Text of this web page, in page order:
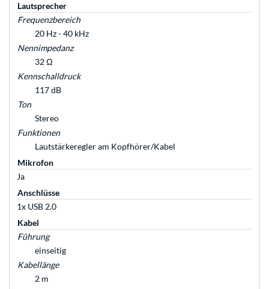
Lautsprecher
Frequenzbereich
20 Hz - 40 kHz
Nennimpedanz
32 Ω
Kennschalldruck
117 dB
Ton
Stereo
Funktionen
Lautstärkeregler am Kopfhörer/Kabel
Mikrofon
Ja
Anschlüsse
1x USB 2.0
Kabel
Führung
einseitig
Kabellänge
2 m